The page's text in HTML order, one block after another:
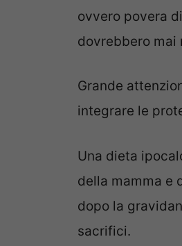
ovvero povera
dovrebbero mai
Grande
integrare le
Una dieta
della mamma e
dopo la
sacrifici.